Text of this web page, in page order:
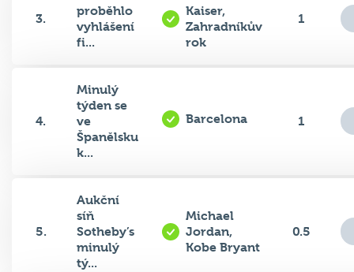
3.
proběhlo
vyhlášení
fi...
Kaiser,
Zahradníkův
rok
1
4.
Minulý
týden se
ve
Španělsku
k...
Barcelona 1
5.
Aukční
síň
Sotheby’s
minulý
tý...
Michael
Jordan,
Kobe Bryant
0.5